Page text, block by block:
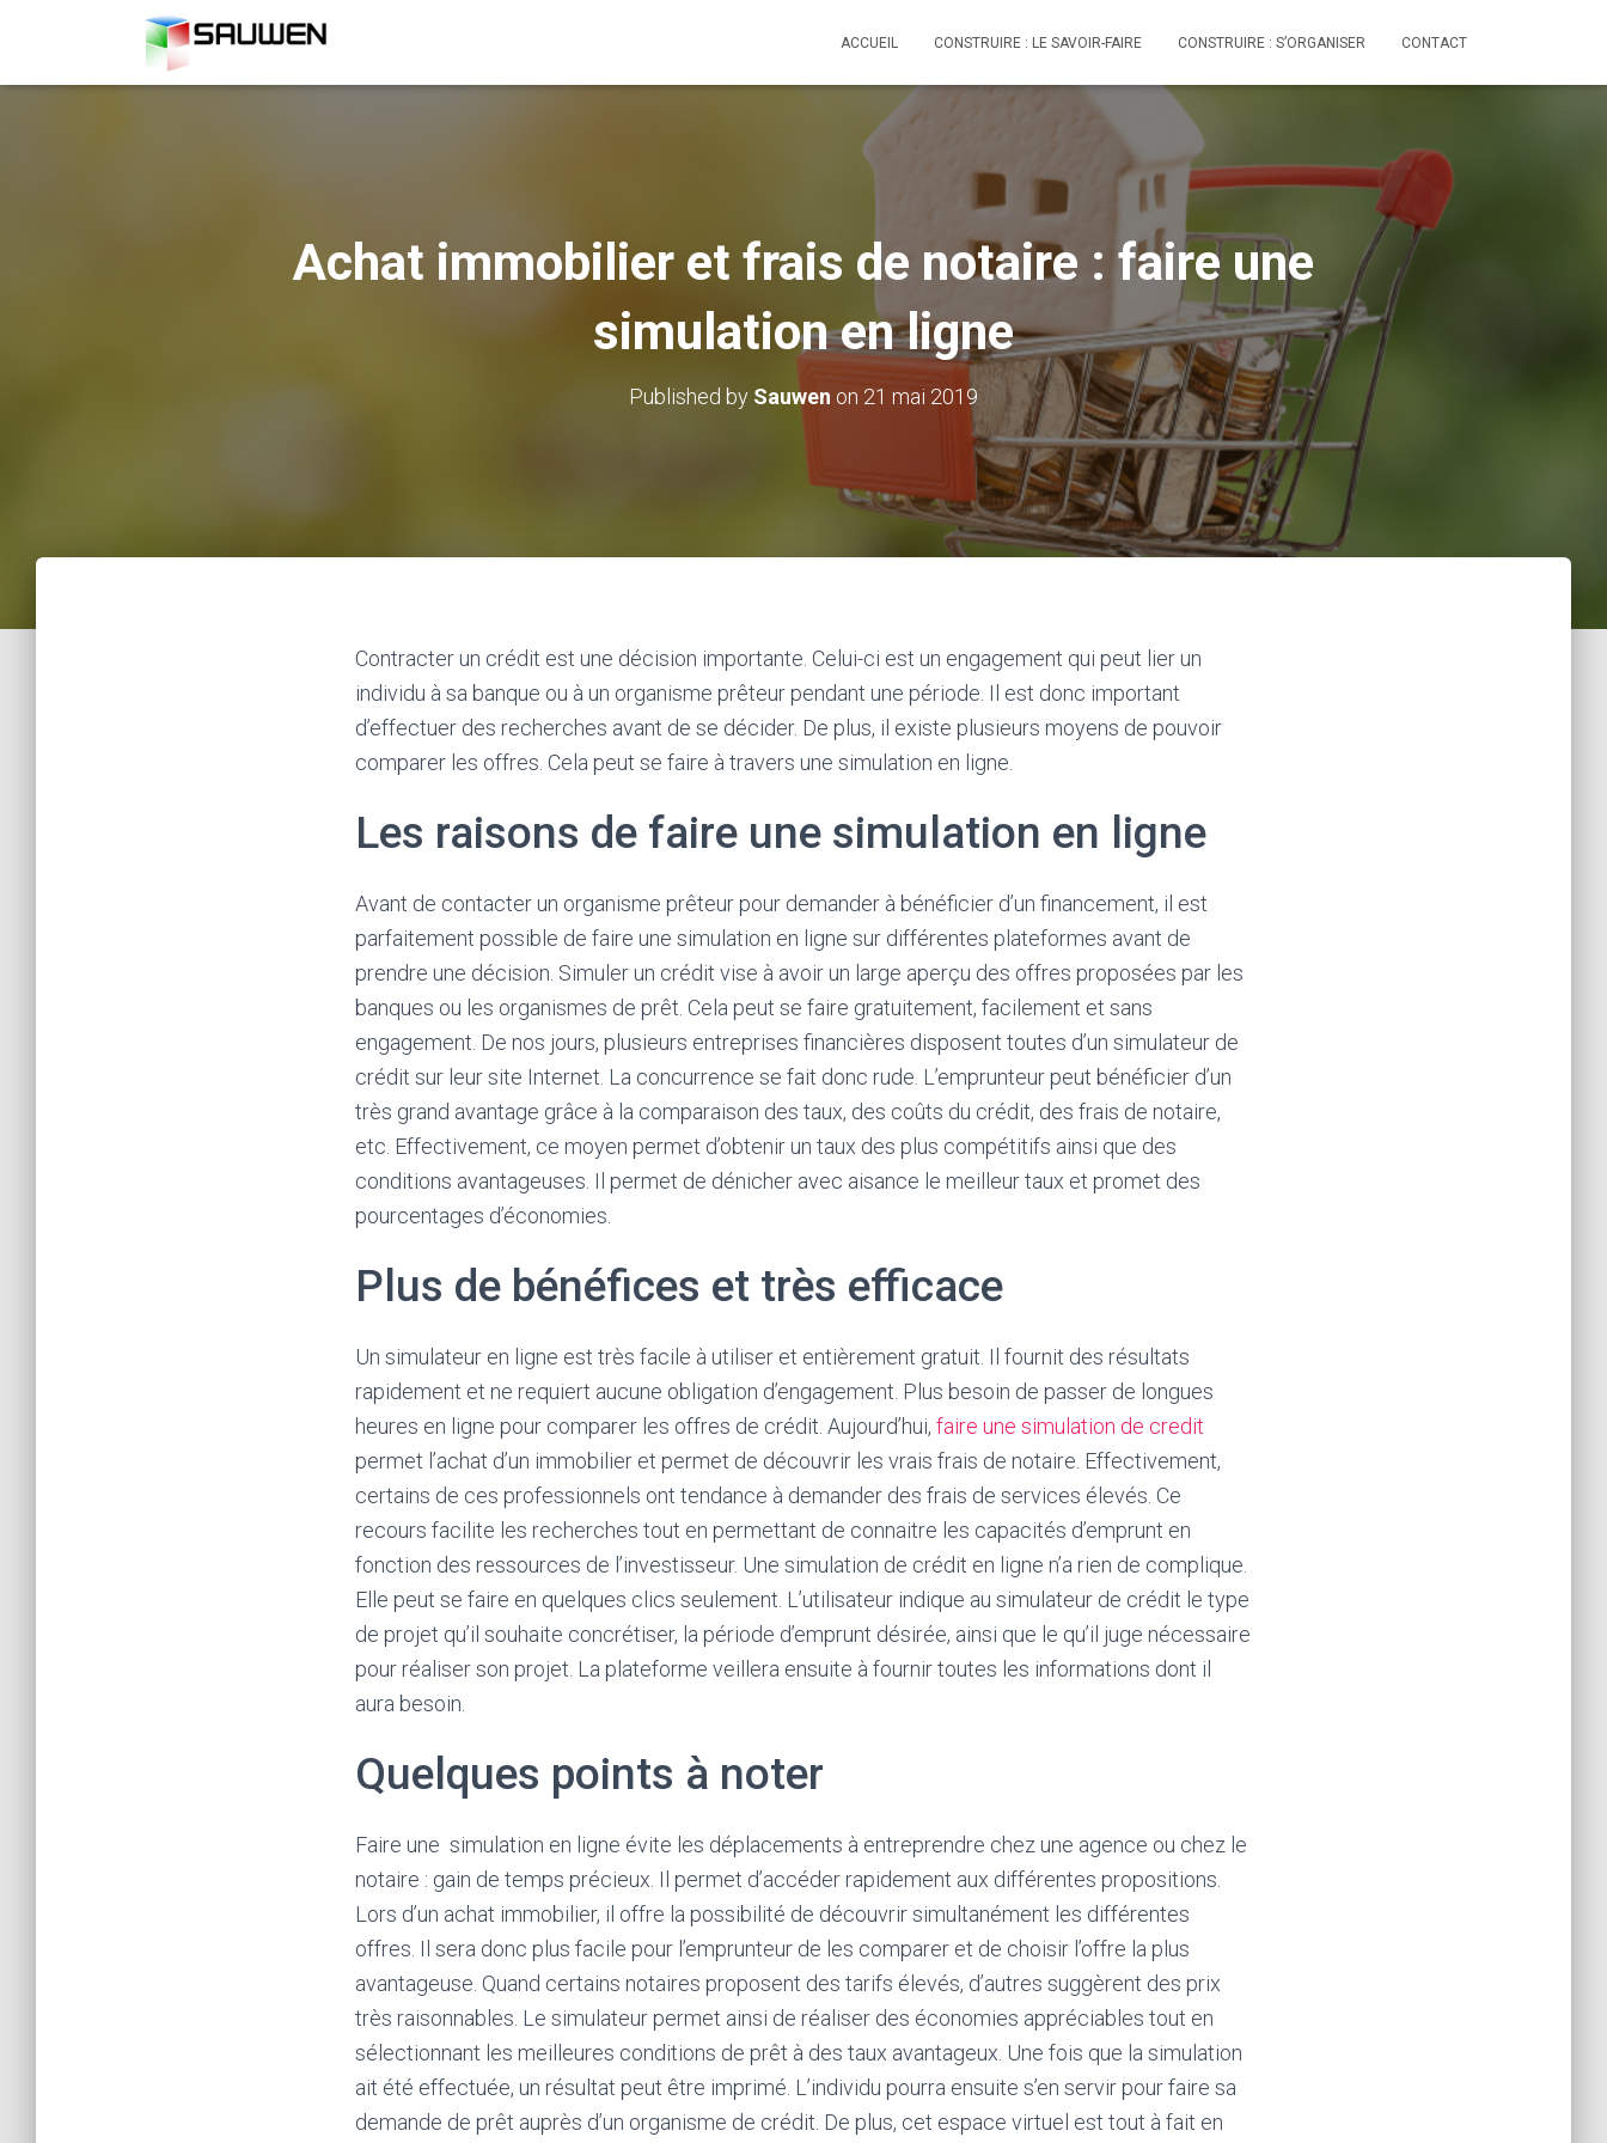
ACCUEIL CONSTRUIRE : LE SAVOIR-FAIRE CONSTRUIRE : S’ORGANISER CONTACT
Achat immobilier et frais de notaire : faire une
simulation en ligne
Published by Sauwen on 21 mai 2019
Contracter un crédit est une décision importante. Celui-ci est un engagement qui peut lier un
individu à sa banque ou à un organisme prêteur pendant une période. Il est donc important
d’effectuer des recherches avant de se décider. De plus, il existe plusieurs moyens de pouvoir
comparer les offres. Cela peut se faire à travers une simulation en ligne.
Les raisons de faire une simulation en ligne
Avant de contacter un organisme prêteur pour demander à bénéficier d’un financement, il est
parfaitement possible de faire une simulation en ligne sur différentes plateformes avant de
prendre une décision. Simuler un crédit vise à avoir un large aperçu des offres proposées par les
banques ou les organismes de prêt. Cela peut se faire gratuitement, facilement et sans
engagement. De nos jours, plusieurs entreprises financières disposent toutes d’un simulateur de
crédit sur leur site Internet. La concurrence se fait donc rude. L’emprunteur peut bénéficier d’un
très grand avantage grâce à la comparaison des taux, des coûts du crédit, des frais de notaire,
etc. Effectivement, ce moyen permet d’obtenir un taux des plus compétitifs ainsi que des
conditions avantageuses. Il permet de dénicher avec aisance le meilleur taux et promet des
pourcentages d’économies.
Plus de bénéfices et très efficace
Un simulateur en ligne est très facile à utiliser et entièrement gratuit. Il fournit des résultats
rapidement et ne requiert aucune obligation d’engagement. Plus besoin de passer de longues
heures en ligne pour comparer les offres de crédit. Aujourd’hui, faire une simulation de credit
permet l’achat d’un immobilier et permet de découvrir les vrais frais de notaire. Effectivement,
certains de ces professionnels ont tendance à demander des frais de services élevés. Ce
recours facilite les recherches tout en permettant de connaitre les capacités d’emprunt en
fonction des ressources de l’investisseur. Une simulation de crédit en ligne n’a rien de complique.
Elle peut se faire en quelques clics seulement. L’utilisateur indique au simulateur de crédit le type
de projet qu’il souhaite concrétiser, la période d’emprunt désirée, ainsi que le qu’il juge nécessaire
pour réaliser son projet. La plateforme veillera ensuite à fournir toutes les informations dont il
aura besoin.
Quelques points à noter
Faire une simulation en ligne évite les déplacements à entreprendre chez une agence ou chez le
notaire : gain de temps précieux. Il permet d’accéder rapidement aux différentes propositions.
Lors d’un achat immobilier, il offre la possibilité de découvrir simultanément les différentes
offres. Il sera donc plus facile pour l’emprunteur de les comparer et de choisir l’offre la plus
avantageuse. Quand certains notaires proposent des tarifs élevés, d’autres suggèrent des prix
très raisonnables. Le simulateur permet ainsi de réaliser des économies appréciables tout en
sélectionnant les meilleures conditions de prêt à des taux avantageux. Une fois que la simulation
ait été effectuée, un résultat peut être imprimé. L’individu pourra ensuite s’en servir pour faire sa
demande de prêt auprès d’un organisme de crédit. De plus, cet espace virtuel est tout à fait en